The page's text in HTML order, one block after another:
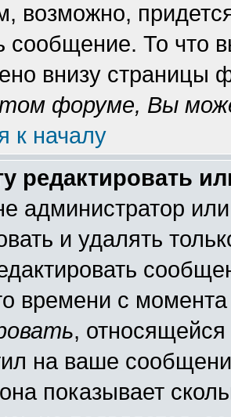
возможно,
сообщение. То что
внизу страницы
форуме, Вы
к началу
редактировать
администратор
и удалять
времени с
,
на ваше
показывает